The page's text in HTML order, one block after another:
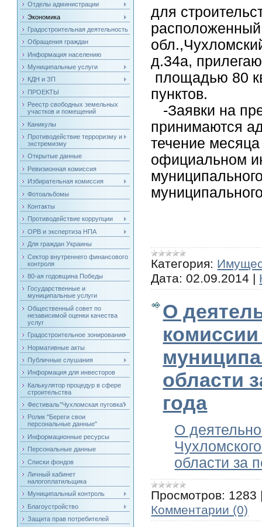
Отделы администрации
Экономика
Градостроительная деятельность
Обращения граждан
Информация населению
Муниципальные услуги
КДН и ЗП
ПРОЕКТЫ
Реестр свободных земельных
участков и помещений
Каникулы
Противодействие терроризму и
экстремизму
Открытые данные
Ревизионная комиссия
Избирательная комиссия
Фотоальбомы
Контакты
Противодействие коррупции
ОРВ и экспертиза НПА
Для граждан Украины
Сектор внутреннего финансового
контроля
80-ая годовщина Победы
Государственные и
муниципальные услуги
Общественный совет по
независимой оценки качества
услуг
Градостроительное зонирование
Нормативные акты
Публичные слушания
Информация для инвесторов
Калькулятор процедур в сфере
строительства
Фестиваль"Чухломская пуговка"
Ролик "Береги свои
персональные данные"
Информационные ресурсы
Персональные данные
Списки фондов
Личный кабинет
налогоплатильщика
Муниципальный контроль
Благоустройство
Защита прав потребителей
для
д.34а,
площадью 80
пунктов.
-Заявки на
принимаются
течение
официальном
Категория:
Дата: 02.09.2014 |
О
области
года
О
области за
Просмотров: 1283
Комментарии (0)